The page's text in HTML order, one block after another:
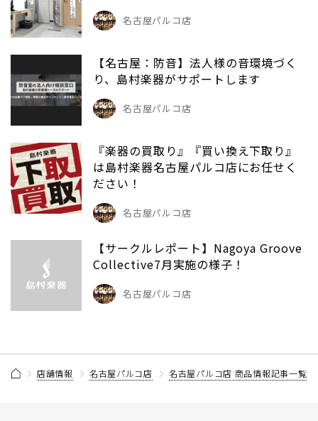
名古屋パルコ店
【名古屋：防音】法人様の音環境づく
り、島村楽器がサポートします
名古屋パルコ店
『楽器の買取り』『買い換え下取り』
は島村楽器名古屋パルコ店にお任せく
ださい！
名古屋パルコ店
【サークルレポート】Nagoya Groove
Collective7月実施の様子！
名古屋パルコ店
店舗情報 名古屋パルコ店 名古屋パルコ店 商品情報記事一覧